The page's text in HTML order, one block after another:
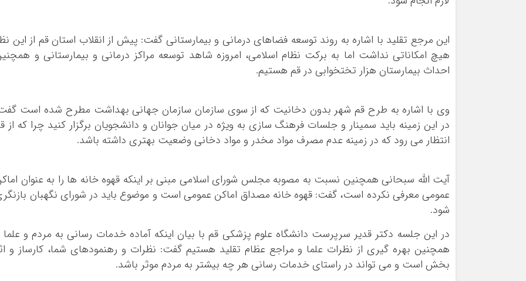
این مرجع تقلید با اشاره به روند توسعه فضاهای درمانی و بیمارستانی گفت: پیش از انقلاب استان قم از این
هیچ امکاناتی نداشت اما به برکت نظام اسلامی، امروزه شاهد توسعه مراکز درمانی و بیمارستانی و
احداث بیمارستان هزار تختخوابی در قم هستیم.
وی با اشاره به طرح قم شهر بدون دخانیت که از سوی سازمان سازمان جهانی بهداشت مطرح شده است
در این زمینه باید سمینار و جلسات فرهنگ سازی به ویژه در میان جوانان و دانشجویان برگزار کنید چرا که از
انتظار می رود که در زمینه عدم مصرف مواد مخدر و مواد دخانی وضعیت بهتری داشته باشد.
آیت الله سبحانی همچنین نسبت به مصوبه مجلس شورای اسلامی مبنی بر اینکه قهوه خانه ها را به عنوان
عمومی معرفی نکرده است، گفت: قهوه خانه مصداق اماکن عمومی است و موضوع باید در شورای نگهبان
شود.
در این جلسه دکتر قدیر سرپرست دانشگاه علوم پزشکی قم با بیان اینکه آماده خدمات رسانی به مردم و علما
همچنین بهره گیری از نظرات علما و مراجع عظام تقلید هستیم گفت: نظرات و رهنمودهای شما، کارساز و
بخش است و می تواند در راستای خدمات رسانی هر چه بیشتر به مردم موثر باشد.